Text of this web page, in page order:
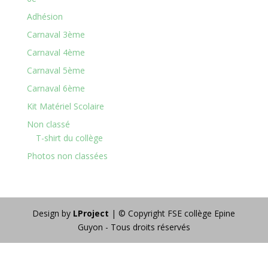
Adhésion
Carnaval 3ème
Carnaval 4ème
Carnaval 5ème
Carnaval 6ème
Kit Matériel Scolaire
Non classé
T-shirt du collège
Photos non classées
Design by LProject | © Copyright FSE collège Epine
Guyon - Tous droits réservés